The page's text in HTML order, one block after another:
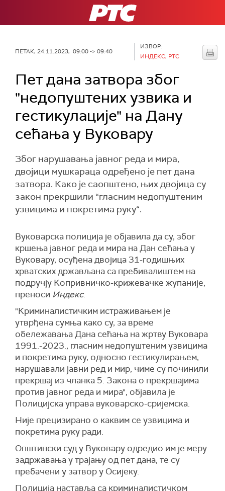
РТС
ПЕТАК, 24.11.2023, 09:00 -> 09:40
ИЗВОР:
ИНДЕКС, РТС
Пет дана затвора због
"недопуштених узвика и
гестикулације" на Дану
сећања у Вуковару
Због нарушавања јавног реда и мира,
двојици мушкараца одређено је пет дана
затвора. Како је саопштено, њих двојица су
закон прекршили “гласним недопуштеним
узвицима и покретима руку“.
Вуковарска полиција је објавила да су, због
кршења јавног реда и мира на Дан сећања у
Вуковару, осуђена двојица 31-годишњих
хрватских држављана са пребивалиштем на
подручју Копривничко-крижевачке жупаније,
преноси Индекс.
"Криминалистичким истраживањем је
утврђена сумња како су, за време
обележавања Дана сећања на жртву Вуковара
1991.-2023., гласним недопуштеним узвицима
и покретима руку, односно гестикулирањем,
нарушавали јавни ред и мир, чиме су починили
прекршај из чланка 5. Закона о прекршајима
против јавног реда и мира", објавила је
Полицијска управа вуковарско-сријемска.
Није прецизирано о каквим се узвицима и
покретима руку ради.
Општински суд у Вуковару одредио им је меру
задржавања у трајању од пет дана, те су
пребачени у затвор у Осијеку.
Полиција наставља са криминалистичком